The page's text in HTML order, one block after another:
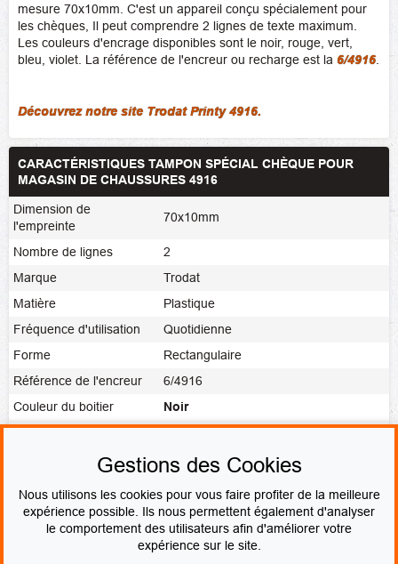
mesure 70x10mm. C'est un appareil conçu spécialement pour
les chèques, Il peut comprendre 2 lignes de texte maximum.
Les couleurs d'encrage disponibles sont le noir, rouge, vert,
bleu, violet. La référence de l'encreur ou recharge est la 6/4916
Découvrez notre site Trodat Printy 4916.
CARACTÉRISTIQUES TAMPON SPÉCIAL CHÈQUE POUR
MAGASIN DE CHAUSSURES 4916
Dimension de
l'empreinte
70x10mm
Nombre de lignes
2
Marque
Trodat
Matière
Plastique
Fréquence d'utilisation
Quotidienne
Forme
Rectangulaire
Référence de l'encreur
6/4916
Couleur du boitier
Noir
Noir,Rouge,Bleu,Vert,Violet,
Fabrication express
PAIEMENT SÉCURISÉ
Gestions des Cookies
Nous utilisons les cookies pour vous faire profiter de la meilleure
expérience possible. Ils nous permettent également d'analyser
le comportement des utilisateurs afin d'améliorer votre
expérience sur le site.